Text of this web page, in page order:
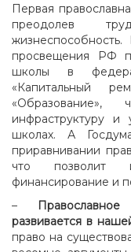
Первая
преодолев
жизнеспособность.
просвещения РФ
школы в
«Капитальный
инфраструктуру и
школах. А
приравнивании
что позволит
финансирование и
–
развивается в
право на